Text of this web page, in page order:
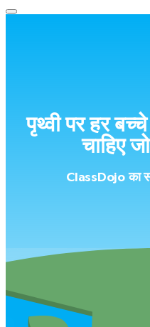
पृथ्वी पर हर
चाहिए
ClassDojo का